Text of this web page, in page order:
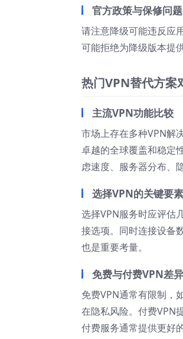
官方政策与保修问题
请注意降级可能违反应
可能拒绝为降级版本提
热门VPN替代方案
主流VPN功能比较
市场上存在多种VPN解
卓越的全球覆盖和稳定
虑速度、服务器分布、
选择VPN的关键要素
选择VPN服务时应评估
接选项。同时连接设备
也是重要考量。
免费与付费VPN差异
免费VPN通常有限制，
在隐私风险。付费VPN
付费服务通常提供更好